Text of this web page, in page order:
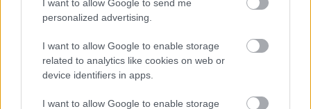
I want to allow Google to send me
personalized advertising.
I want to allow Google to enable storage
related to analytics like cookies on web or
device identifiers in apps.
I want to allow Google to enable storage
MM-2009, Liberec:
Liisa Roponen, Aino-Kaisa Saarinen.
Olympialaiset 2010, Vancouver:
Pronssia: Pirjo Muranen, Virpi Kuitunen, Riitta-